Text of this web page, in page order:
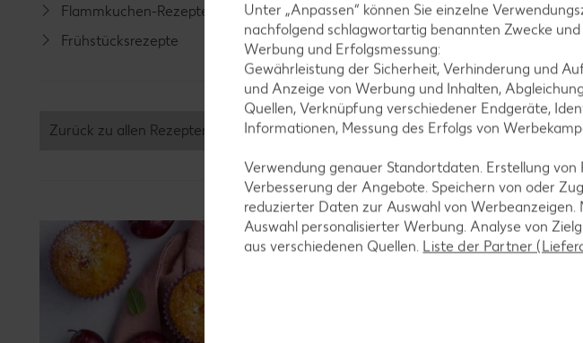
Flammkuchen-Rezepte
Frühstücksrezepte
Lamm-Rezepte
Grill-Rezepte
Zurück zu allen Rezepten
Unter „Anpassen“ können Sie einzelne
nachfolgend schlagwortartig benannten Zwecke
Werbung und Erfolgsmessung:
Gewährleistung der Sicherheit, Verhinderung und
und Anzeige von Werbung und Inhalten,
Quellen, Verknüpfung verschiedener Endgeräte,
Informationen, Messung des Erfolgs von
Verwendung genauer Standortdaten. Erstellung
Verbesserung der Angebote. Speichern von oder
reduzierter Daten zur Auswahl von
Auswahl personalisierter Werbung. Analyse von
aus verschiedenen Quellen. Liste der Partner